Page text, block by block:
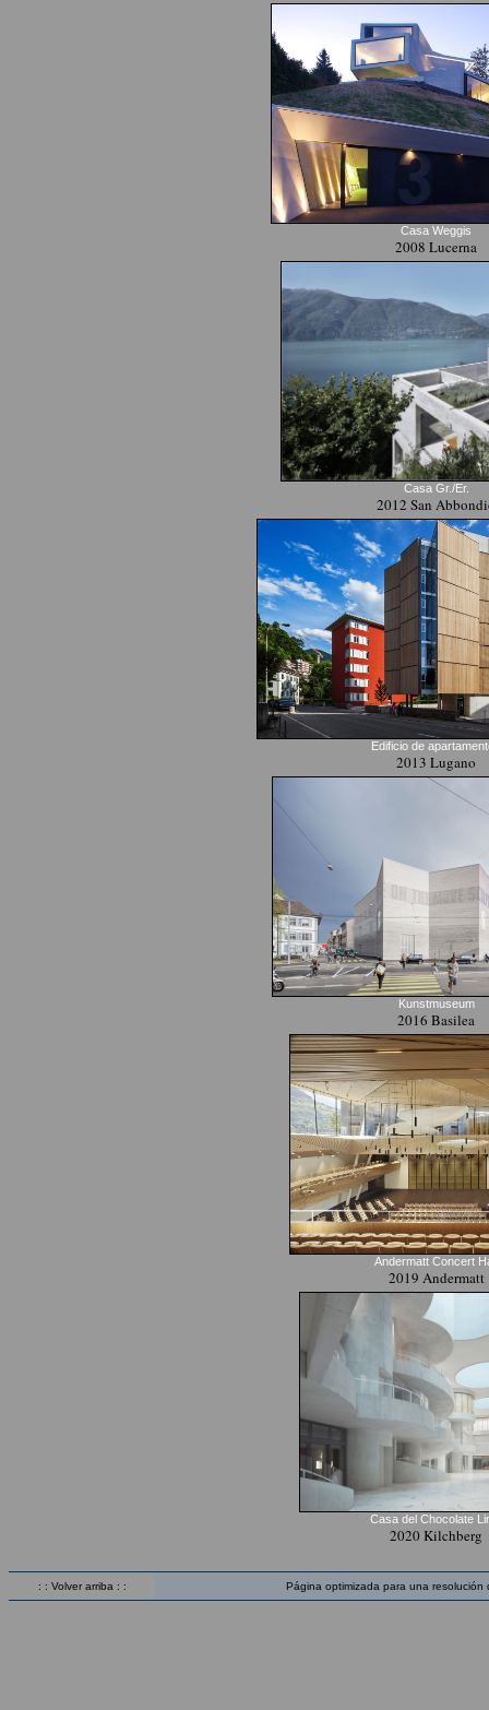
Casa Weggis
2008 Lucerna
Casa Gr./Er.
2012 San
Edificio de
2013 Lugano
Kunstmuseum
2016 Basilea
Andermatt Concert
2019 Andermatt
Casa del Chocolate
2020 Kilchberg
: : Volver arriba : : Página optimizada para una